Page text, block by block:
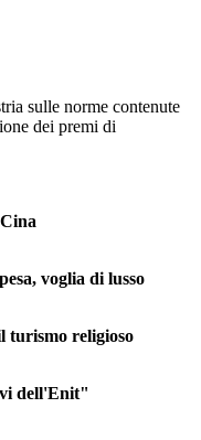
sulle norme contenute
dei premi di
voglia di lusso
turismo religioso
dell'Enit"